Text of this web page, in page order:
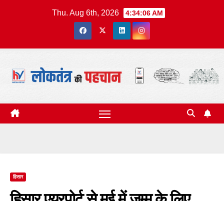
Thu. Aug 6th, 2026 4:34:06 AM
हिसार